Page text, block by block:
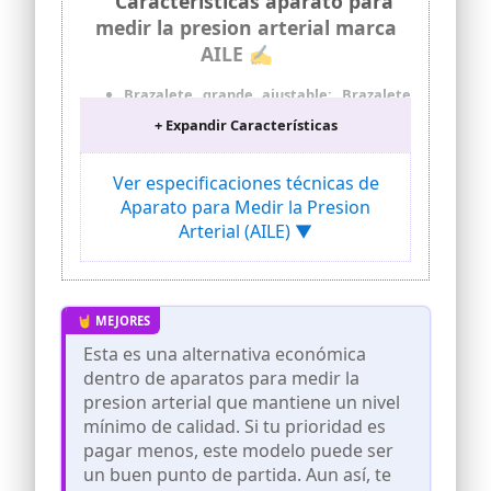
medir la presion arterial marca
AILE ✍
Brazalete grande ajustable: Brazalete
varía de 22 cm a 42 cm (8,7 pulgadas a
16,5 pulgadas). Brazalete del
tensiómetro de brazo es adecuado para
la mayoría de los brazos de adultos.
Fuerte velcro alrededor de los puños lo
fija alrededor del brazo, y el material de
alta calidad a prueba de polvo hace que
superior del brazo es relativamente
cómodo y respetuoso con el medio
ambiente
Medición rápida y precisa: Aparato
tension arterial AILE para la parte
superior del brazo ha pasado un
algoritmo específico y una certificación
de chip. El monitor cardíaco
proporcionará una respuesta rápida de
+ Expandir Características
Ver especificaciones técnicas de
Aparato para Medir la Presion
Arterial (AILE) ▼
Esta es una alternativa económica
dentro de aparatos para medir la
presion arterial que mantiene un nivel
mínimo de calidad. Si tu prioridad es
pagar menos, este modelo puede ser
un buen punto de partida. Aun así, te